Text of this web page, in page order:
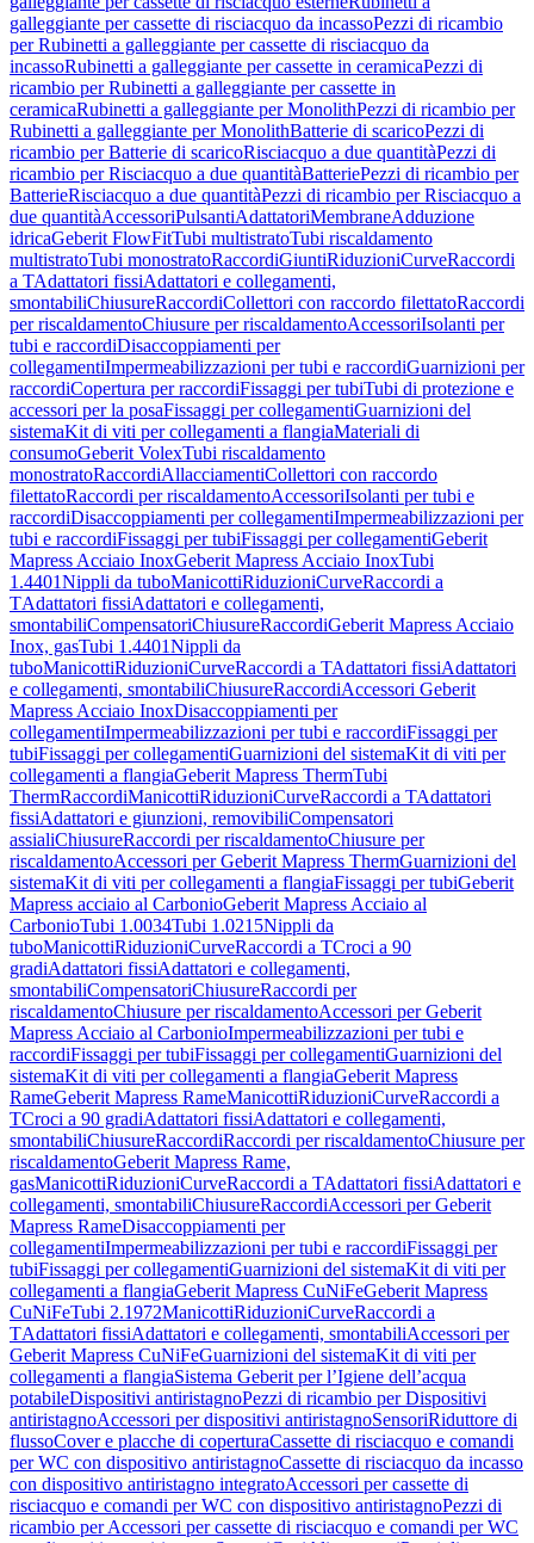
galleggiante per cassette di risciacquo da incassoPezzi di ricambio
per Rubinetti a galleggiante per cassette di risciacquo da
incassoRubinetti a galleggiante per cassette in ceramicaPezzi di
ricambio per Rubinetti a galleggiante per cassette in
ceramicaRubinetti a galleggiante per MonolithPezzi di ricambio per
Rubinetti a galleggiante per MonolithBatterie di scaricoPezzi di
ricambio per Batterie di scaricoRisciacquo a due quantitàPezzi di
ricambio per Risciacquo a due quantitàBatteriePezzi di ricambio per
BatterieRisciacquo a due quantitàPezzi di ricambio per Risciacquo a
due quantitàAccessoriPulsantiAdattatoriMembraneAdduzione
idricaGeberit FlowFitTubi multistratoTubi riscaldamento
multistratoTubi monostratoRaccordiGiuntiRiduzioniCurveRaccordi
a TAdattatori fissiAdattatori e collegamenti,
smontabiliChiusureRaccordiCollettori con raccordo filettatoRaccordi
per riscaldamentoChiusure per riscaldamentoAccessoriIsolanti per
tubi e raccordiDisaccoppiamenti per
collegamentiImpermeabilizzazioni per tubi e raccordiGuarnizioni per
raccordiCopertura per raccordiFissaggi per tubiTubi di protezione e
accessori per la posaFissaggi per collegamentiGuarnizioni del
sistemaKit di viti per collegamenti a flangiaMateriali di
consumoGeberit VolexTubi riscaldamento
monostratoRaccordiAllacciamentiCollettori con raccordo
filettatoRaccordi per riscaldamentoAccessoriIsolanti per tubi e
raccordiDisaccoppiamenti per collegamentiImpermeabilizzazioni per
tubi e raccordiFissaggi per tubiFissaggi per collegamentiGeberit
Mapress Acciaio InoxGeberit Mapress Acciaio InoxTubi
1.4401Nippli da tuboManicottiRiduzioniCurveRaccordi a
TAdattatori fissiAdattatori e collegamenti,
smontabiliCompensatoriChiusureRaccordiGeberit Mapress Acciaio
Inox, gasTubi 1.4401Nippli da
tuboManicottiRiduzioniCurveRaccordi a TAdattatori fissiAdattatori
e collegamenti, smontabiliChiusureRaccordiAccessori Geberit
Mapress Acciaio InoxDisaccoppiamenti per
collegamentiImpermeabilizzazioni per tubi e raccordiFissaggi per
tubiFissaggi per collegamentiGuarnizioni del sistemaKit di viti per
collegamenti a flangiaGeberit Mapress ThermTubi
ThermRaccordiManicottiRiduzioniCurveRaccordi a TAdattatori
fissiAdattatori e giunzioni, removibiliCompensatori
assialiChiusureRaccordi per riscaldamentoChiusure per
riscaldamentoAccessori per Geberit Mapress ThermGuarnizioni del
sistemaKit di viti per collegamenti a flangiaFissaggi per tubiGeberit
Mapress acciaio al CarbonioGeberit Mapress Acciaio al
CarbonioTubi 1.0034Tubi 1.0215Nippli da
tuboManicottiRiduzioniCurveRaccordi a TCroci a 90
gradiAdattatori fissiAdattatori e collegamenti,
smontabiliCompensatoriChiusureRaccordi per
riscaldamentoChiusure per riscaldamentoAccessori per Geberit
Mapress Acciaio al CarbonioImpermeabilizzazioni per tubi e
raccordiFissaggi per tubiFissaggi per collegamentiGuarnizioni del
sistemaKit di viti per collegamenti a flangiaGeberit Mapress
RameGeberit Mapress RameManicottiRiduzioniCurveRaccordi a
TCroci a 90 gradiAdattatori fissiAdattatori e collegamenti,
smontabiliChiusureRaccordiRaccordi per riscaldamentoChiusure per
riscaldamentoGeberit Mapress Rame,
gasManicottiRiduzioniCurveRaccordi a TAdattatori fissiAdattatori e
collegamenti, smontabiliChiusureRaccordiAccessori per Geberit
Mapress RameDisaccoppiamenti per
collegamentiImpermeabilizzazioni per tubi e raccordiFissaggi per
tubiFissaggi per collegamentiGuarnizioni del sistemaKit di viti per
collegamenti a flangiaGeberit Mapress CuNiFeGeberit Mapress
CuNiFeTubi 2.1972ManicottiRiduzioniCurveRaccordi a
TAdattatori fissiAdattatori e collegamenti, smontabiliAccessori per
Geberit Mapress CuNiFeGuarnizioni del sistemaKit di viti per
collegamenti a flangiaSistema Geberit per l’Igiene dell’acqua
potabileDispositivi antiristagnoPezzi di ricambio per Dispositivi
antiristagnoAccessori per dispositivi antiristagnoSensoriRiduttore di
flussoCover e placche di coperturaCassette di risciacquo e comandi
per WC con dispositivo antiristagnoCassette di risciacquo da incasso
con dispositivo antiristagno integratoAccessori per cassette di
risciacquo e comandi per WC con dispositivo antiristagnoPezzi di
ricambio per Accessori per cassette di risciacquo e comandi per WC